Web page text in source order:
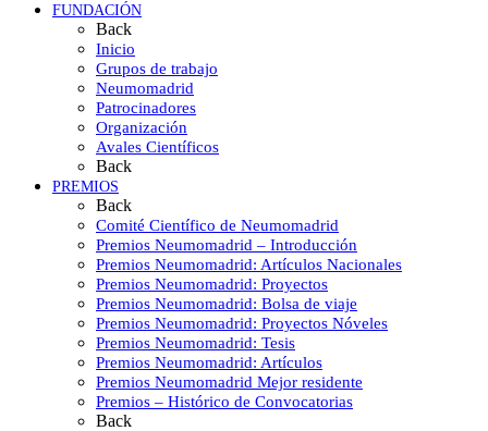
FUNDACIÓN
Back
Inicio
Grupos de trabajo
Neumomadrid
Patrocinadores
Organización
Avales Científicos
Back
PREMIOS
Back
Comité Científico de Neumomadrid
Premios Neumomadrid – Introducción
Premios Neumomadrid: Artículos Nacionales
Premios Neumomadrid: Proyectos
Premios Neumomadrid: Bolsa de viaje
Premios Neumomadrid: Proyectos Nóveles
Premios Neumomadrid: Tesis
Premios Neumomadrid: Artículos
Premios Neumomadrid Mejor residente
Premios – Histórico de Convocatorias
Back